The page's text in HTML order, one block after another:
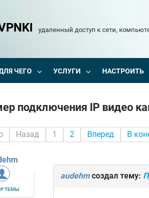
удаленный доступ к сети,
ЧЕГО УСЛУГИ НАСТРОИТЬ
подключения IP видео
Назад 1 2 Вперед В
ТЕМЫ
audehmсоздал тему: